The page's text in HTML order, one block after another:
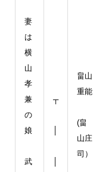
妻
は
横
山
孝
兼
の
娘
武
┬
畠山
重能
(畠
山庄
司）